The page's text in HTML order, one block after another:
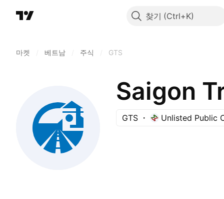
찾기
마켓 베트남 주식 GTS
Saigon
GTS Unlisted Public